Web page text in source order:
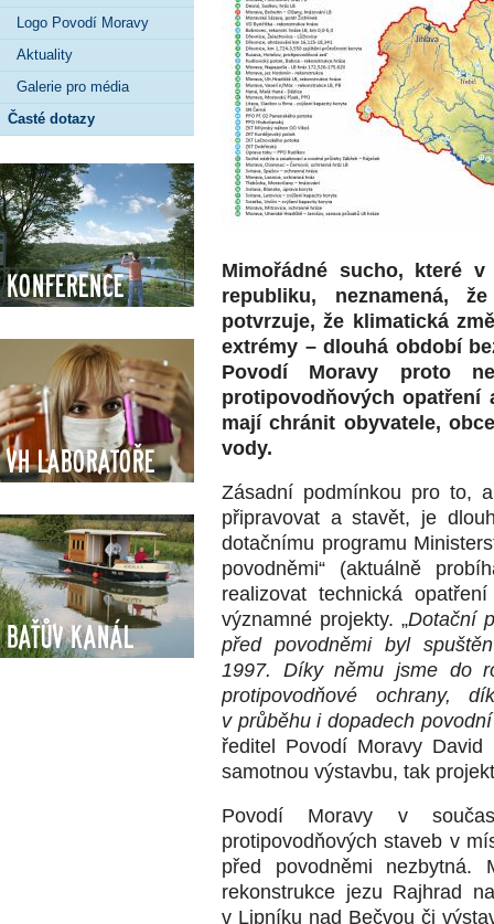
Logo Povodí Moravy
Aktuality
Galerie pro média
Časté dotazy
Konference
VH Laboratoře
Baťův kanál
Mimořádné sucho, které
republiku, neznamená,
potvrzuje, že klimatická
extrémy – dlouhá období
Povodí Moravy proto
protipovodňových opatření
mají chránit obyvatele,
vody.
Zásadní podmínkou pro to,
připravovat a stavět, je
dotačnímu programu
povodněmi“ (aktuálně
realizovat technická
významné projekty. „Dotační
před povodněmi byl
1997. Díky němu jsme do
protipovodňové ochrany,
v průběhu i dopadech
ředitel Povodí Moravy
samotnou výstavbu, tak
Povodí Moravy v
protipovodňových staveb v
před povodněmi nezbytná.
rekonstrukce jezu Rajhrad
v Lipníku nad Bečvou či